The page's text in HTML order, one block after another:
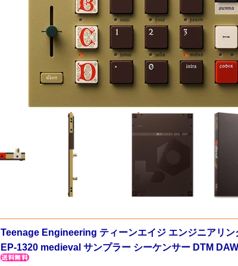
Teenage Engineering ティーンエイジ エンジニアリン
EP-1320 medieval サンプラー シーケンサー DTM DAW